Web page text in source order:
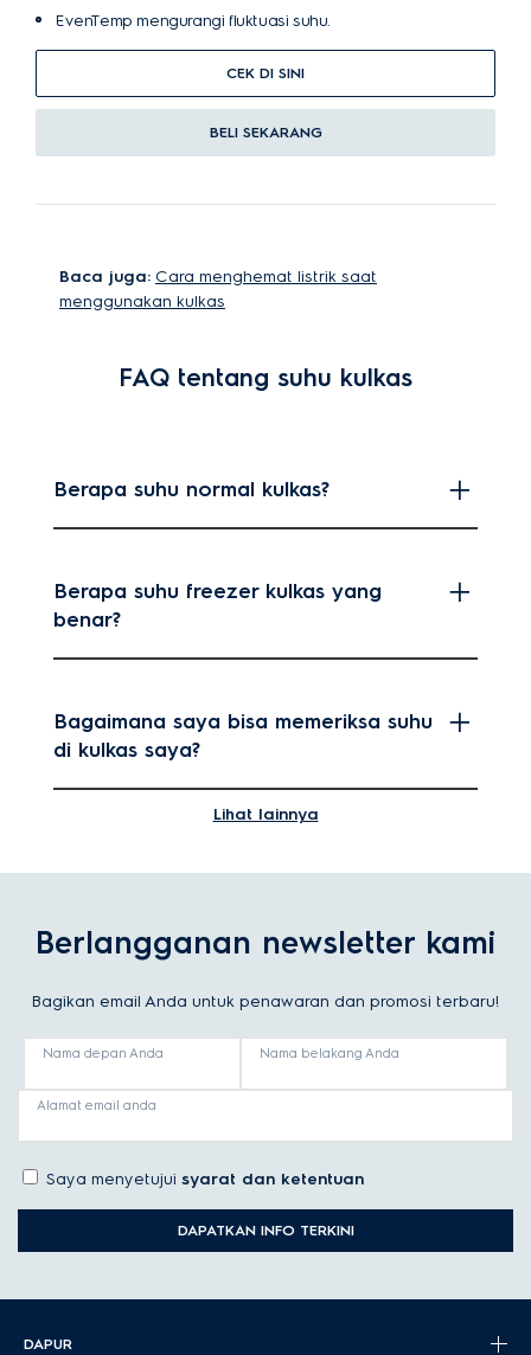
EvenTemp mengurangi fluktuasi suhu.
CEK DI SINI
BELI SEKARANG
Baca juga: Cara menghemat listrik saat
menggunakan kulkas
FAQ tentang suhu kulkas
Berapa suhu normal kulkas?
Berapa suhu freezer kulkas yang
benar?
Bagaimana saya bisa memeriksa suhu
di kulkas saya?
suhu di kulkas saya?
menyesuaikan pengatur suhu di kulkas
saya?
Lihat lainnya
Berlangganan newsletter kami
Bagikan email Anda untuk penawaran dan promosi terbaru!
Nama depan Anda Nama belakang Anda
Alamat email anda
Saya menyetujui syarat dan ketentuan
DAPATKAN INFO TERKINI
DAPUR